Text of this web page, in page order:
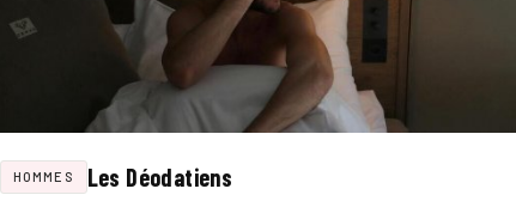
HOMMES Les Déodatiens